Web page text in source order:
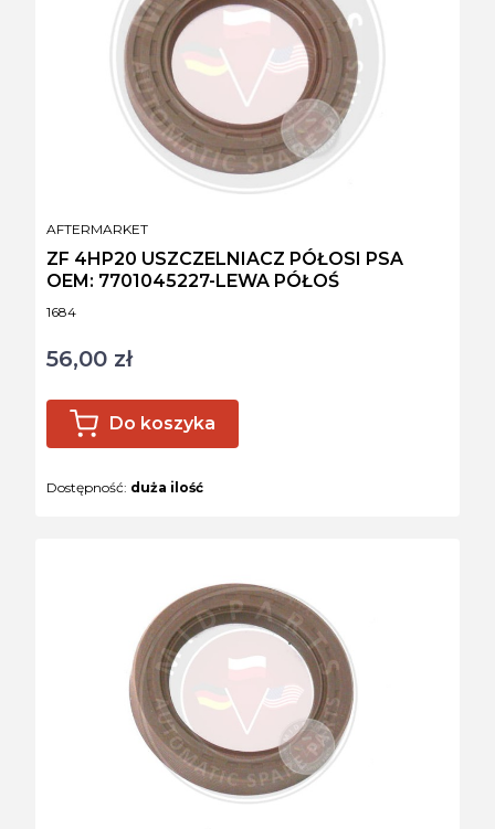
Kod produktu
1684
ZF 4HP20 USZCZELNIACZ PÓŁOSI PSA
OEM: 7701045227-LEWA PÓŁOŚ
PRODUCENT
AFTERMARKET
Cena
56,00 zł
Do koszyka
Dostępność: duża ilość